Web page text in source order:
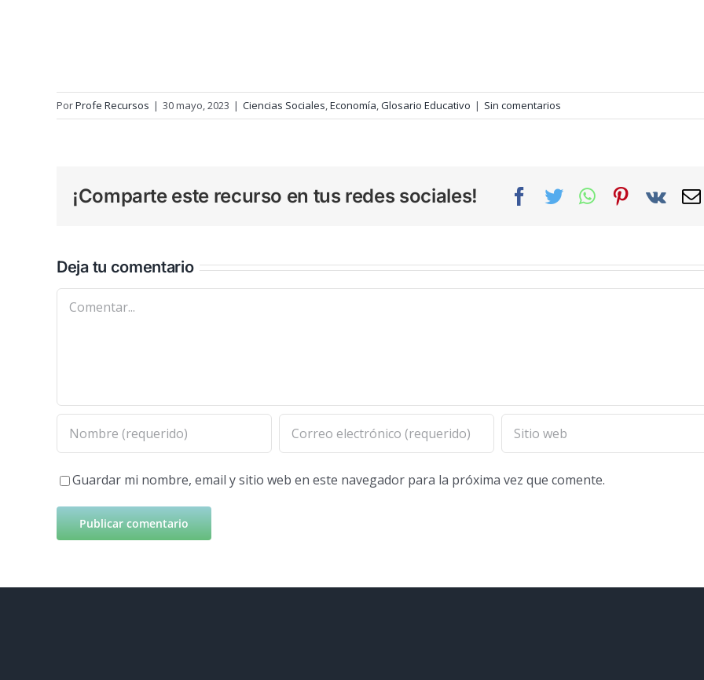
PorProfe Recursos | 30 mayo, 2023 | Ciencias Sociales,Economía,Glosario Educativo | Sin comentarios
¡Comparte este recurso en tus redes sociales! Facebook
TwitterWhatsAppPinterest
Vk
Deja tu comentario
Comentar
Guardar mi nombre, email y sitio web en este navegador para la próxima vez que comente.